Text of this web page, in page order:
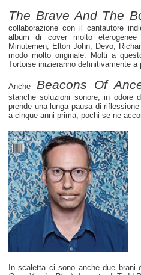
The Brave And The
collaborazione con il cantautore
album di cover molto eterogenee
Minutemen, Elton John, Devo,
modo molto originale. Molti a
Tortoise inizieranno definitivamente a
Anche Beacons Of
stanche soluzioni sonore, in odore
prende una lunga pausa di
a cinque anni prima, pochi se ne
In scaletta ci sono anche due